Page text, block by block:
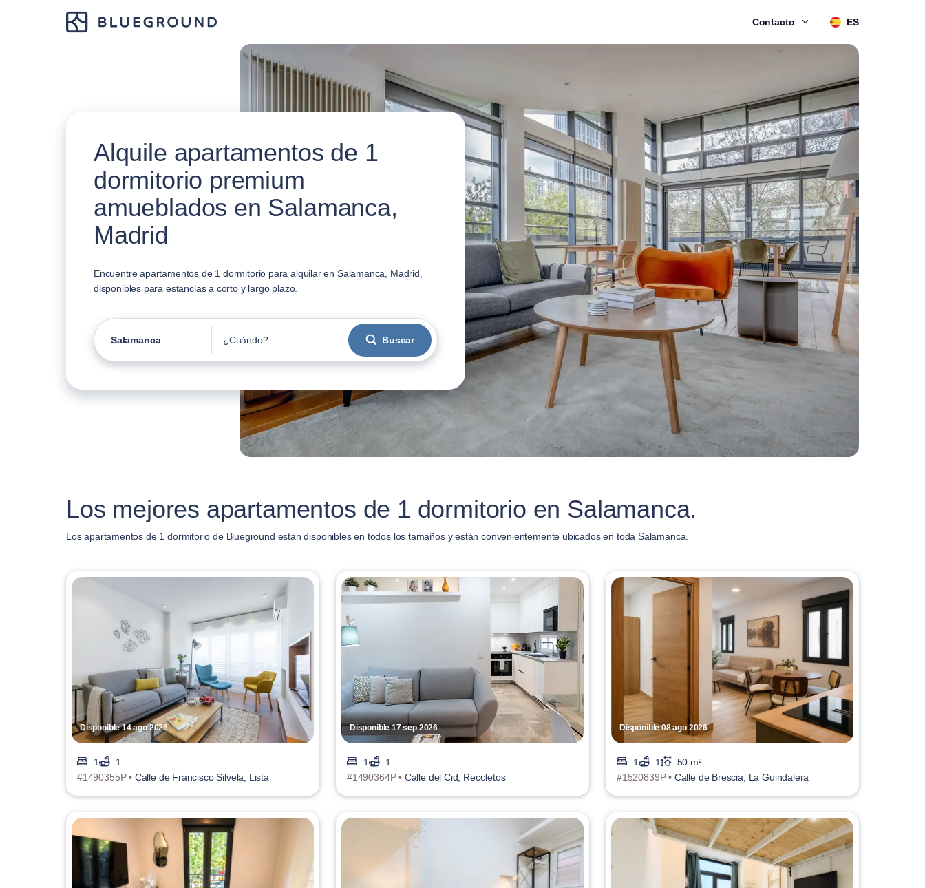
Contacto ES
Alquile apartamentos de 1
dormitorio premium
amueblados en Salamanca,
Madrid
Encuentre apartamentos de 1 dormitorio para alquilar en Salamanca, Madrid,
disponibles para estancias a corto y largo plazo.
Salamanca ¿Cuándo? Buscar
Los mejores apartamentos de 1 dormitorio en Salamanca.
Los apartamentos de 1 dormitorio de Blueground están disponibles en todos los tamaños y están convenientemente ubicados en toda Salamanca.
Disponible 14 ago 2026
1
1
#1490355P • Calle de Francisco Silvela, Lista
Disponible 17 sep 2026
1
1
#1490364P • Calle del Cid, Recoletos
Disponible 08 ago 2026
1 1
50 m²
#1520839P • Calle de Brescia, La Guindalera